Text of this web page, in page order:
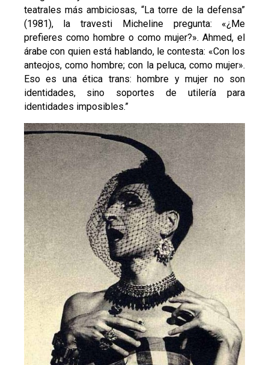
teatrales más ambiciosas, “La torre de la defensa”
(1981), la travesti Micheline pregunta: «¿Me
prefieres como hombre o como mujer?». Ahmed, el
árabe con quien está hablando, le contesta: «Con los
anteojos, como hombre; con la peluca, como mujer».
Eso es una ética trans: hombre y mujer no son
identidades, sino soportes de utilería para
identidades imposibles.”